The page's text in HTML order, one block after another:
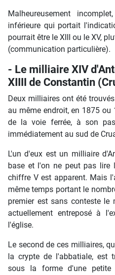
Malheureusement
inférieure qui portait
pourrait être le XIII ou le XV,
(communication particulière).
- Le milliaire XIV
XIIII de Constantin
Deux milliaires ont été
au même endroit, en 1875
de la voie ferrée, à son
immédiatement au sud de
L'un d'eux est un milliaire
base et l'on ne peut pas lire
chiffre V est apparent. Mais
même temps portant le
premier est sans conteste le
actuellement entreposé à
l'église.
Le second de ces milliaires,
la crypte de l'abbatiale, est
sous la forme d'une petite